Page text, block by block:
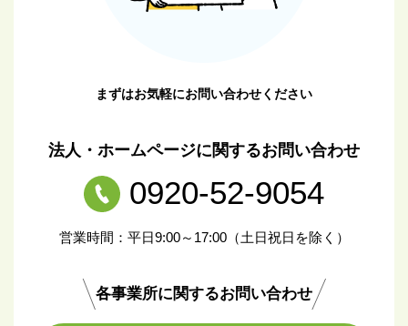
まずはお気軽にお問い合わせください
法人・ホームページに関するお問い合わせ
0920-52-9054
営業時間：平日9:00～17:00（土日祝日を除く）
各事業所に関するお問い合わせ